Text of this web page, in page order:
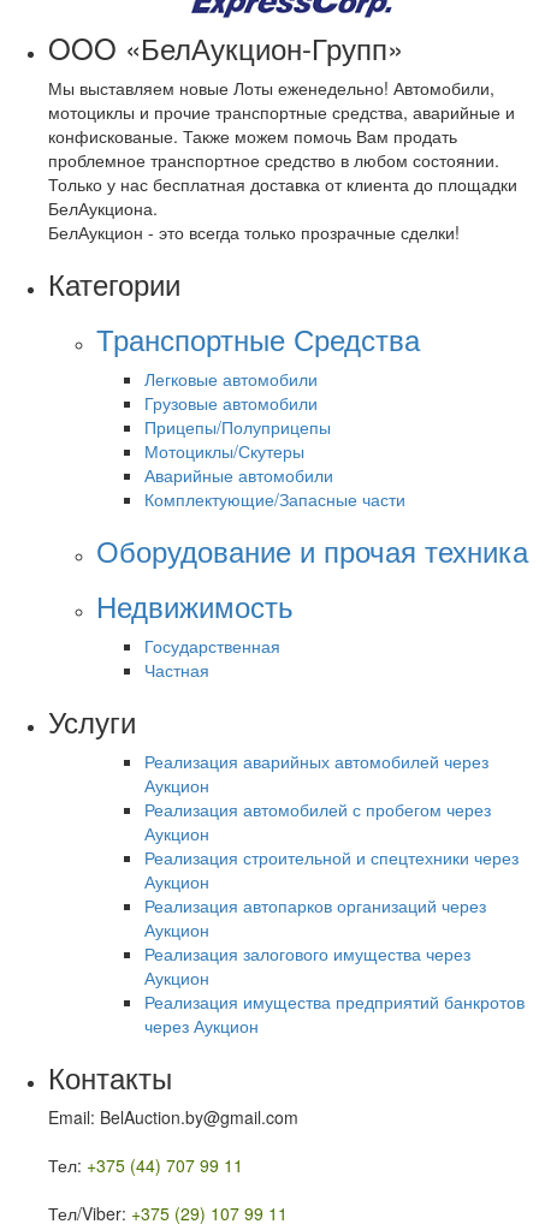
OOO «БелАукцион-Групп»
Мы выставляем новые Лоты еженедельно! Автомобили,
мотоциклы и прочие транспортные средства, аварийные и
конфискованые. Также можем помочь Вам продать
проблемное транспортное средство в любом состоянии.
Только у нас бесплатная доставка от клиента до площадки
БелАукциона.
БелАукцион - это всегда только прозрачные сделки!
Категории
Транспортные Средства
Легковые автомобили
Грузовые автомобили
Прицепы/Полуприцепы
Мотоциклы/Скутеры
Аварийные автомобили
Комплектующие/Запасные части
Оборудование и прочая техника
Недвижимость
Государственная
Частная
Услуги
Реализация аварийных автомобилей через
Аукцион
Реализация автомобилей с пробегом через
Аукцион
Реализация строительной и спецтехники через
Аукцион
Реализация автопарков организаций через
Аукцион
Реализация залогового имущества через
Аукцион
Реализация имущества предприятий банкротов
через Аукцион
Контакты
Email: BelAuction.by@gmail.com
Тел: +375 (44) 707 99 11
Тел/Viber: +375 (29) 107 99 11